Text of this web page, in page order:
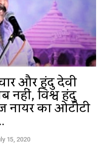
और हिंदु देवी
विश्व हिंदु
नायर का ओटीटी
15, 2020